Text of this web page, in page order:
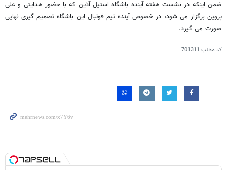
ضمن اینکه در نشست هفته آینده باشگاه استیل آذین که با حضور هدایتی و علی
پروین برگزار می شود، در خصوص آینده تیم فوتبال این باشگاه تصمیم گیری نهایی
صورت می گیرد.
کد مطلب 701311